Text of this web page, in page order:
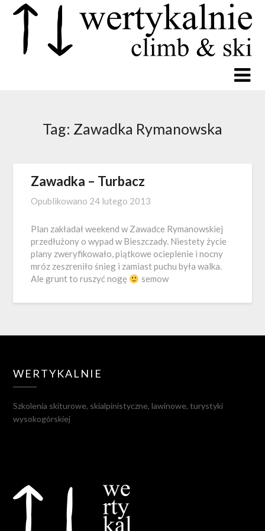
Tag: Zawadka Rymanowska
Zawadka – Turbacz
Opublikowano 24 lutego 2013
Plan zakładał weekend w Zawadce Rymanowskiej
przedłużony o wypad w Bieszczady. Niestety życie
plany zweryfikowało, piątkowe ocieplenie i nocny
mróz zeszreniło śnieg i zamiast puchu była walka.
Ale grunt to ruszyć nogę
semow
WERTYKALNIE
Szkolenia skiturowe, skialpinistyczne, lawinowe, turystyki
wysokogórskiej